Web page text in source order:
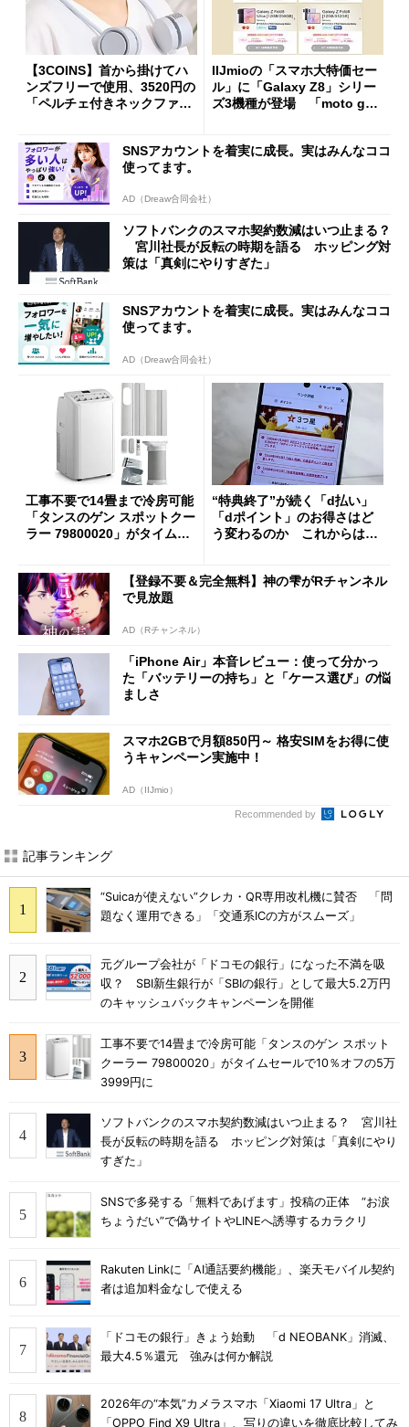
【3COINS】首から掛けてハ
ンズフリーで使用、3520円の
「ペルチェ付きネックファ
IIJmioの「スマホ大特価セー
ル」に「Galaxy Z8」シリー
ズ3機種が登場 「moto g37
SNSアカウントを着実に成長。実はみんなココ
使ってます。
AD（Dreaw合同会社）
ソフトバンクのスマホ契約数減はいつ止まる？
宮川社長が反転の時期を語る ホッピング対
策は「真剣にやりすぎた」
SNSアカウントを着実に成長。実はみんなココ
使ってます。
AD（Dreaw合同会社）
工事不要で14畳まで冷房可能
「タンスのゲン スポットクー
ラー 79800020」がタイムセ
“特典終了”が続く「d払い」
「dポイント」のお得さはど
う変わるのか これからは
【登録不要＆完全無料】神の雫がRチャンネル
で見放題
AD（Rチャンネル）
「iPhone Air」本音レビュー：使って分かっ
た「バッテリーの持ち」と「ケース選び」の悩
ましさ
スマホ2GBで月額850円～ 格安SIMをお得に使
うキャンペーン実施中！
AD（IIJmio）
Recommended by
記事ランキング
“Suicaが使えない”クレカ・QR専用改札機に賛否 「問
題なく運用できる」「交通系ICの方がスムーズ」
元グループ会社が「ドコモの銀行」になった不満を吸
収？ SBI新生銀行が「SBIの銀行」として最大5.2万円
のキャッシュバックキャンペーンを開催
工事不要で14畳まで冷房可能「タンスのゲン スポット
クーラー 79800020」がタイムセールで10％オフの5万
3999円に
ソフトバンクのスマホ契約数減はいつ止まる？ 宮川社
長が反転の時期を語る ホッピング対策は「真剣にやり
すぎた」
SNSで多発する「無料であげます」投稿の正体 “お涙
ちょうだい”で偽サイトやLINEへ誘導するカラクリ
Rakuten Linkに「AI通話要約機能」、楽天モバイル契約
者は追加料金なしで使える
「ドコモの銀行」きょう始動 「d NEOBANK」消滅、
最大4.5％還元 強みは何か解説
2026年の“本気”カメラスマホ「Xiaomi 17 Ultra」と
「OPPO Find X9 Ultra」、写りの違いを徹底比較してみ